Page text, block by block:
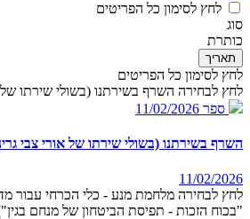
לחץ לסימון כל הפריטים
סוג
כותרת
תאריך
לחץ לסימון כל הפריטים
לחץ לבחירה השרף בשירתנו (בשולי שירתו של
ספר 11/02/2026
השרף בשירתנו (בשולי שירתו של אורי צבי
11/02/2026
לחץ לבחירה מלחמת מנע - כלי הכרחי עבור
"בכוח הזכות - תפיסת הביטחון של מנחם